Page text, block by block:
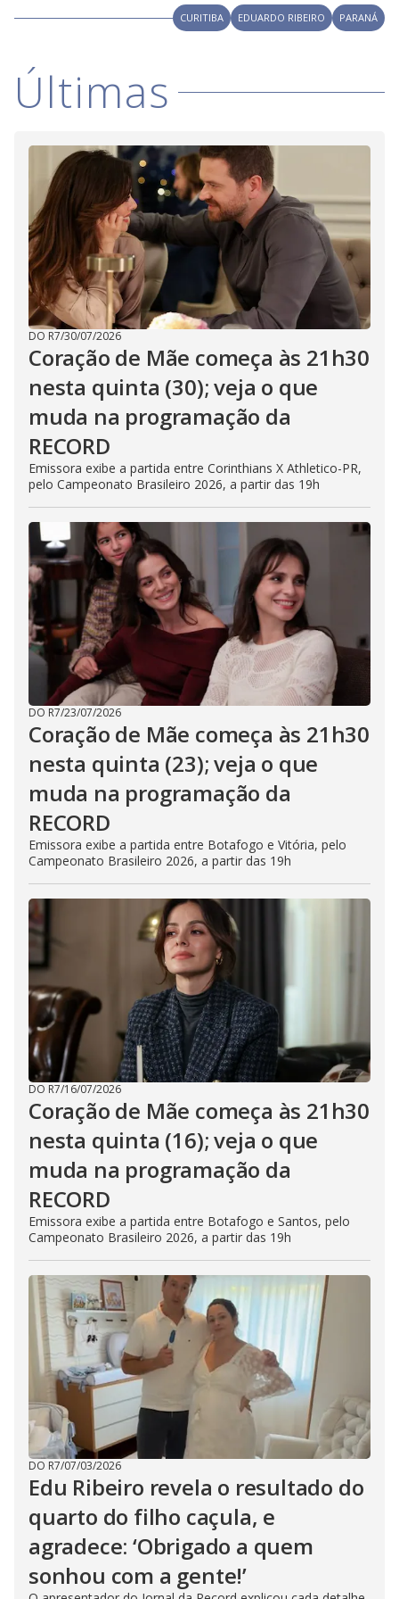
i
d
e
o
CURITIBA EDUARDO RIBEIRO PARANÁ
Últimas
DO R7/30/07/2026
Coração de Mãe começa às 21h30
nesta quinta (30); veja o que
muda na programação da
RECORD
Emissora exibe a partida entre Corinthians X Athletico-PR,
pelo Campeonato Brasileiro 2026, a partir das 19h
DO R7/23/07/2026
Coração de Mãe começa às 21h30
nesta quinta (23); veja o que
muda na programação da
RECORD
Emissora exibe a partida entre Botafogo e Vitória, pelo
Campeonato Brasileiro 2026, a partir das 19h
DO R7/16/07/2026
Coração de Mãe começa às 21h30
nesta quinta (16); veja o que
muda na programação da
RECORD
Emissora exibe a partida entre Botafogo e Santos, pelo
Campeonato Brasileiro 2026, a partir das 19h
DO R7/07/03/2026
Edu Ribeiro revela o resultado do
quarto do filho caçula, e
agradece: ‘Obrigado a quem
sonhou com a gente!’